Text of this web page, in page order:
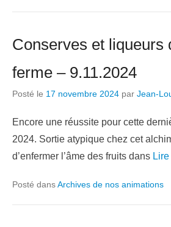
Conserves et liqueurs
ferme – 9.11.2024
Posté le 17 novembre 2024 par Jean-
Encore une réussite pour cette
2024. Sortie atypique chez cet
d’enfermer l’âme des fruits dans
Posté dansArchives de nos animations